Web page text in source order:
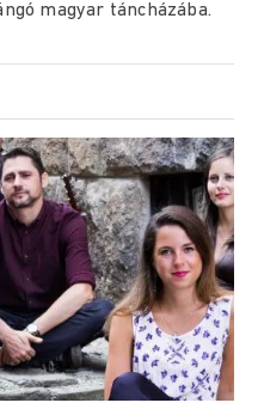
magyar táncházába.